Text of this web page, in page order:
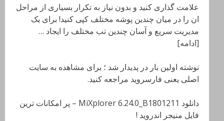
علامت گذاری کنید و بدون نیاز به تکرار بسیاری از مراحل
ان را در میان چندین پوشه مختلف کپی کنید! برای یک
مدیریت سریع و آسان چندین تب مختلف را ایجاد …
[ادامه]
نوشته اولین بار در پدیدار شد ؛ برای مشاهده به سایت
اصلی یعنی فارسروید مراجعه کنید.
دانلود MiXplorer 6.24.0_B1801211 – پر امکانات ترین
فایل منیجر اندروید !